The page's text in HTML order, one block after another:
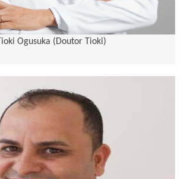
Tioki Ogusuka (Doutor Tioki)